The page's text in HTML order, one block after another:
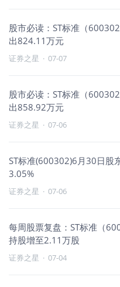
股市必读：ST标准（
出824.11万元
证券之星 · 07-07
股市必读：ST标准（
出858.92万元
证券之星 · 07-06
ST标准(600302)6月30日股
3.05%
证券之星 · 07-06
每周股票复盘：ST标准（
持股增至2.11万股
证券之星 · 07-04